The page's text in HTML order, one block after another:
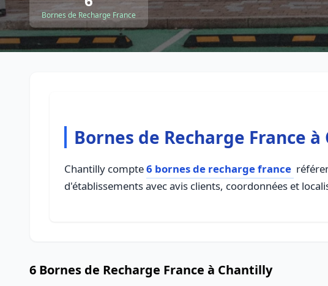
Bornes de Recharge France
Bornes de Recharge France
Chantilly compte6 bornes de recharge france
d'établissements avec avis clients, coordonnées et
6 Bornes de Recharge France à Chantilly